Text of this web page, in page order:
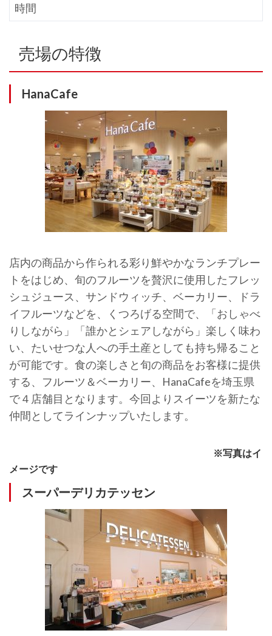
時間
売場の特徴
HanaCafe
店内の商品から作られる彩り鮮やかなランチプレー
トをはじめ、旬のフルーツを贅沢に使用したフレッ
シュジュース、サンドウィッチ、ベーカリー、ドラ
イフルーツなどを、くつろげる空間で、「おしゃべ
りしながら」「誰かとシェアしながら」楽しく味わ
い、たいせつな人への手土産としても持ち帰ること
が可能です。食の楽しさと旬の商品をお客様に提供
する、フルーツ＆ベーカリー、HanaCafeを埼玉県
で４店舗目となります。今回よりスイーツを新たな
仲間としてラインナップいたします。
※写真はイ
メージです
スーパーデリカテッセン